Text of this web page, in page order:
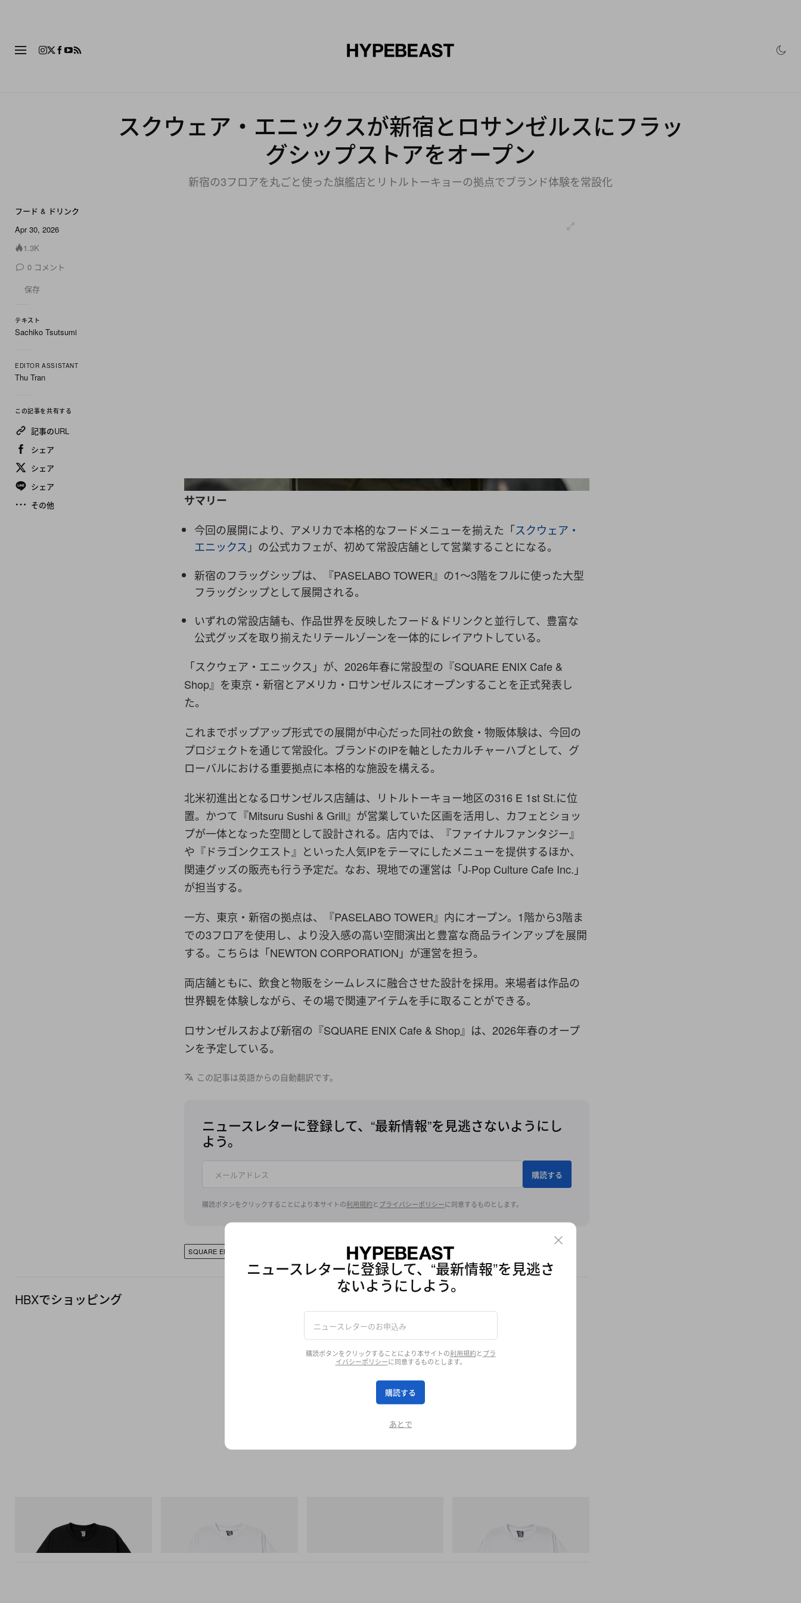
スクウェア・エニックスが新宿とロサンゼルスにフラッ
グシップストアをオープン
新宿の3フロアを丸ごと使った旗艦店とリトルトーキョーの拠点でブランド体験を常設化
フード & ドリンク
Apr 30, 2026
1.3K
0 コメント
保存
テキスト
Sachiko Tsutsumi
EDITOR ASSISTANT
Thu Tran
この記事を共有する
記事のURL
シェア
シェア
シェア
その他
Richard A. Brooks/Afp Via Getty Images
サマリー
今回の展開により、アメリカで本格的なフードメニューを揃えた「スクウェア・
エニックス 」の公式カフェが、初めて常設店舗として営業することになる。
新宿のフラッグシップは、『PASELABO TOWER』の1〜3階をフルに使った大型
フラッグシップとして展開される。
いずれの常設店舗も、作品世界を反映したフード＆ドリンクと並行して、豊富な
公式グッズを取り揃えたリテールゾーンを一体的にレイアウトしている。
「スクウェア・エニックス」が、2026年春に常設型の『SQUARE ENIX Cafe &
Shop』を東京・新宿とアメリカ・ロサンゼルスにオープンすることを正式発表し
た。
これまでポップアップ形式での展開が中心だった同社の飲食・物販体験は、今回の
プロジェクトを通じて常設化。ブランドのIPを軸としたカルチャーハブとして、グ
ローバルにおける重要拠点に本格的な施設を構える。
北米初進出となるロサンゼルス店舗は、リトルトーキョー地区の316 E 1st St.に位
置。かつて『Mitsuru Sushi & Grill』が営業していた区画を活用し、カフェとショッ
プが一体となった空間として設計される。店内では、『ファイナルファンタジー』
や『ドラゴンクエスト』といった人気IPをテーマにしたメニューを提供するほか、
関連グッズの販売も行う予定だ。なお、現地での運営は「J-Pop Culture Cafe Inc.」
が担当する。
一方、東京・新宿の拠点は、『PASELABO TOWER』内にオープン。1階から3階ま
での3フロアを使用し、より没入感の高い空間演出と豊富な商品ラインアップを展開
する。こちらは「NEWTON CORPORATION」が運営を担う。
両店舗ともに、飲食と物販をシームレスに融合させた設計を採用。来場者は作品の
世界観を体験しながら、その場で関連アイテムを手に取ることができる。
ロサンゼルスおよび新宿の『SQUARE ENIX Cafe & Shop』は、2026年春のオープ
ンを予定している。
この記事は英語からの自動翻訳です。
ニュースレターに登録して、“最新情報”を見逃さないようにし
よう。
購読する
購読ボタンをクリックすることにより本サイトの利用規約とプライバシーポリシーに同意するものとします。
SQUARE ENIX
HBXでショッピング
BILLIONAIRE BOYS CLUB X INITIAL D
COTTON T-SHIRT #1
今すぐ購入
ニュースレターに登録して、“最新情報”を見逃さ
ないようにしよう。
購読ボタンをクリックすることにより本サイトの利用規約とプラ
イバシーポリシーに同意するものとします。
購読する
あとで